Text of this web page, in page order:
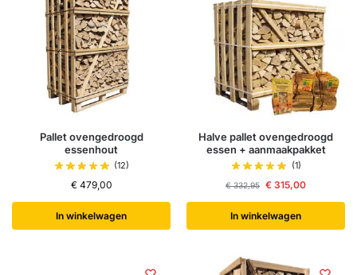
Pallet ovengedroogd
essenhout
(12)
€479,00
In winkelwagen
Halve pallet ovengedroogd
essen + aanmaakpakket
(1)
€332,95 € 315,00
In winkelwagen